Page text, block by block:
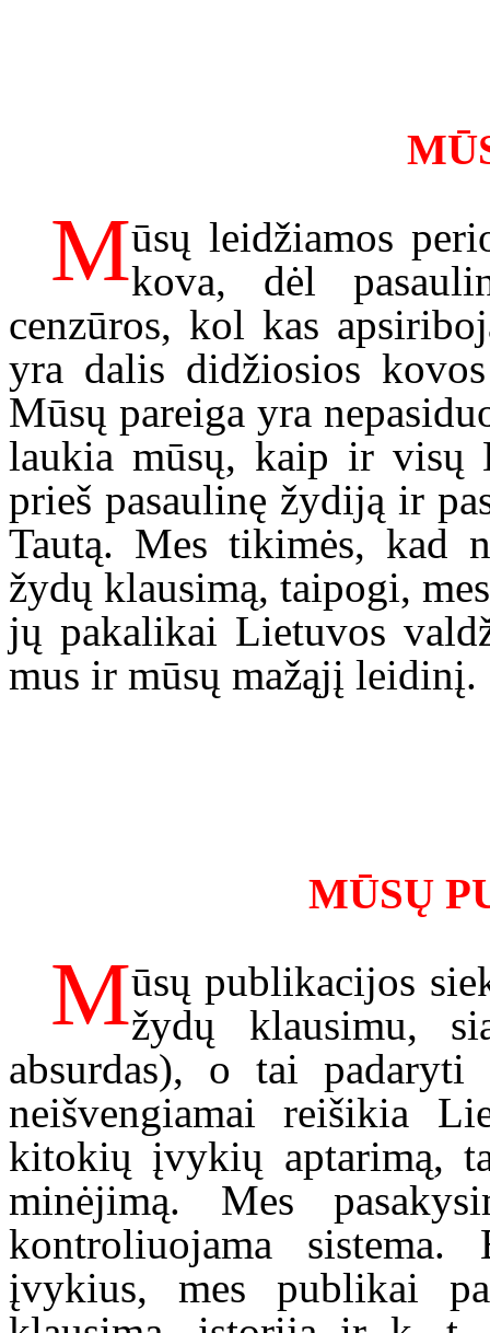
Mūsų leidžiamos
kova, dėl
cenzūros, kol kas
yra dalis didžiosios
Mūsų pareiga yra
laukia mūsų, kaip ir visų
prieš pasaulinę žydiją ir
Tautą. Mes tikimės, kad
žydų klausimą, taipogi,
jų pakalikai Lietuvos
mus ir mūsų mažąjį leidinį.
MŪSŲ
Mūsų publikacijos
žydų klausimu,
absurdas), o tai
neišvengiamai reišikia
kitokių įvykių aptarimą,
minėjimą. Mes
kontroliuojama
įvykius, mes publikai